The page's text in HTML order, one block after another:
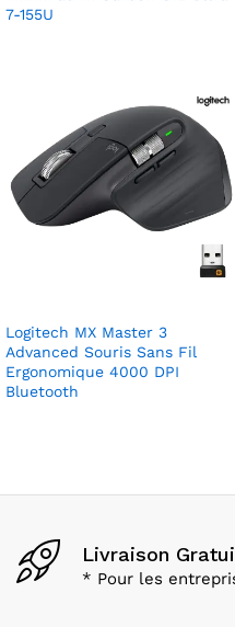
7-155U
Logitech MX Master 3
Advanced Souris Sans Fil
Ergonomique 4000 DPI
Bluetooth
Livraison
* Pour les